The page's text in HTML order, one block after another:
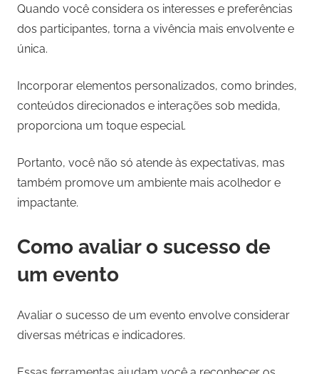
Quando você considera os interesses e preferências
dos participantes, torna a vivência mais envolvente e
única.
Incorporar elementos personalizados, como brindes,
conteúdos direcionados e interações sob medida,
proporciona um toque especial.
Portanto, você não só atende às expectativas, mas
também promove um ambiente mais acolhedor e
impactante.
Como avaliar o sucesso de
um evento
Avaliar o sucesso de um evento envolve considerar
diversas métricas e indicadores.